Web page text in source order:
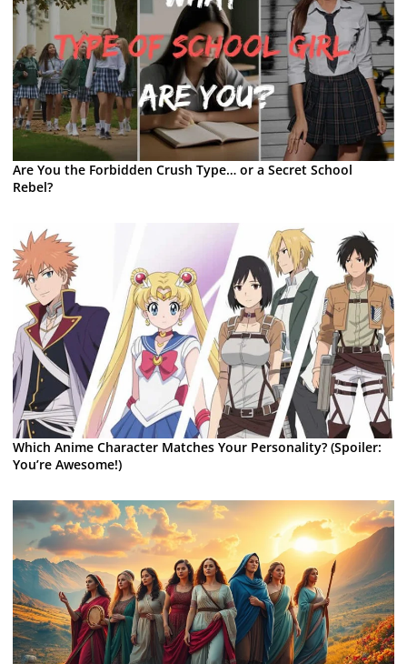
Are You the Forbidden Crush Type… or a Secret School
Rebel?
Which Anime Character Matches Your Personality? (Spoiler:
You’re Awesome!)